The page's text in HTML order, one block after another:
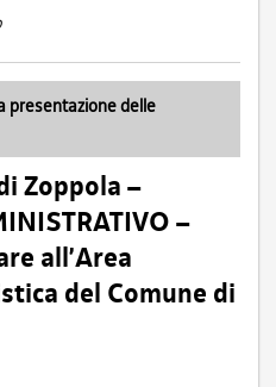
presentazione delle
Zoppola –
–
all’Area
del Comune di